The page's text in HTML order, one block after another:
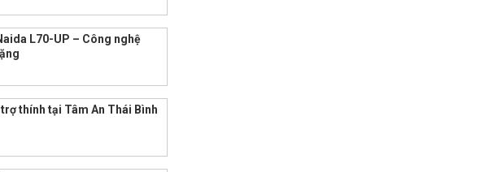
L70-UP – Công nghệ
thính tại Tâm An Thái Bình